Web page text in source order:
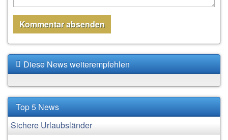
Diese News weiterempfehlen
Top 5 News
Sichere Urlaubsländer